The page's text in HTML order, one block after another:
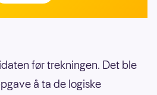
før trekningen. Det ble
å ta de logiske